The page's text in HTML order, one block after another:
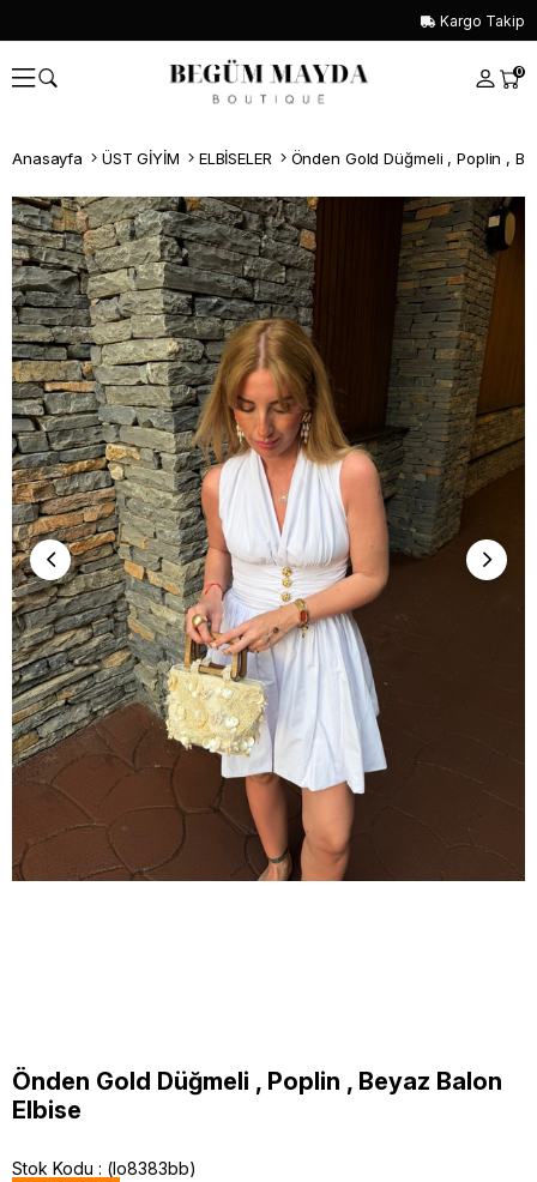
Kargo Takip
0
Anasayfa ÜST GİYİM ELBİSELER Önden Gold Düğmeli , Poplin ,
Whatsapp İle Sipariş ver
Önden Gold Düğmeli , Poplin , Beyaz Balon
Elbise
Stok Kodu (lo8383bb)